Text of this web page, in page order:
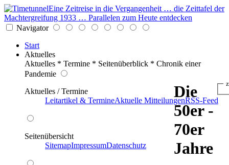
Eine Zeitreise in die Vergangenheit … die Zeittafel der
Machtergreifung 1933 … Parallelen zum Heute entdecken
Navigator
Start
Aktuelles
Aktuelles * Termine * Seitenüberblick * Chronik einer
Pandemie
Aktuelles / Termine
Leitartikel & TermineAktuelle MitteilungenRSS-Feed
Seitenübersicht
SitemapImpressumDatenschutz
Die
50er -
70er
Jahre